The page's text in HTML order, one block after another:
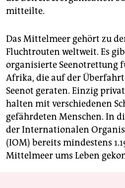
mitteilte.
Das Mittelmeer gehört zu
Fluchtrouten weltweit. Es
organisierte Seenotrettung
Afrika, die auf der
Seenot geraten. Einzig
halten mit verschiedenen
gefährdeten Menschen. In
der Internationalen
(IOM) bereits mindestens
Mittelmeer ums Leben